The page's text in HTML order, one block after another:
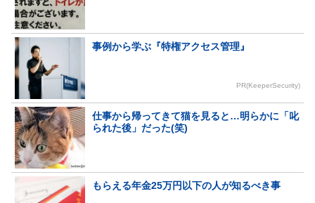
事例から学ぶ『特権アクセス管理』
PR(KeeperSecurity)
仕事から帰ってきて猫を見ると…明らかに「叱
られた後」だった(笑)
もらえる年金25万円以下の人が知るべき事